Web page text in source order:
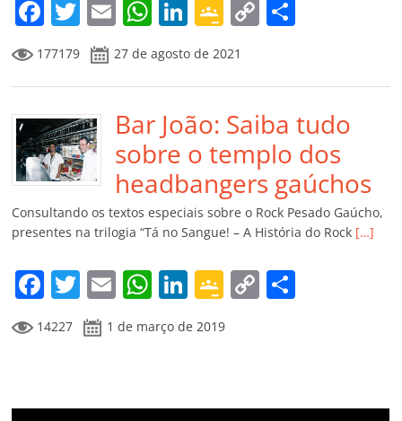
F
a
c
e
b
o
o
k
T
w
itt
er
E
m
ai
l
W
at
s
A
p
p
Li
n
k
e
dI
n
G
o
o
gl
e
Cl
a
ss
ro
o
m
C
y
Li
n
k
p
ar
til
h
ar
177179 27 de agosto de 2021
Bar João: Saiba tudo
sobre o templo dos
headbangers gaúchos
Consultando os textos especiais sobre o Rock Pesado Gaúcho,
presentes na trilogia “Tá no Sangue! – A História do Rock […]
F
a
c
b
T
w
itt
E
m
ai
W
at
A
Li
n
k
dI
G
o
o
e
C
Li ar
14227 1 de março de 2019